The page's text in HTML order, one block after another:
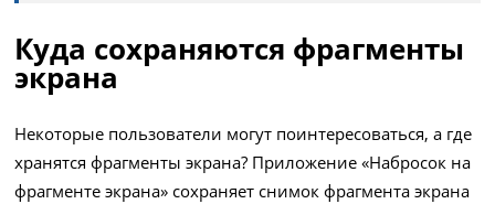
Куда сохраняются фрагменты
экрана
Некоторые пользователи могут поинтересоваться, а где
хранятся фрагменты экрана? Приложение «Набросок на
фрагменте экрана» сохраняет снимок фрагмента экрана